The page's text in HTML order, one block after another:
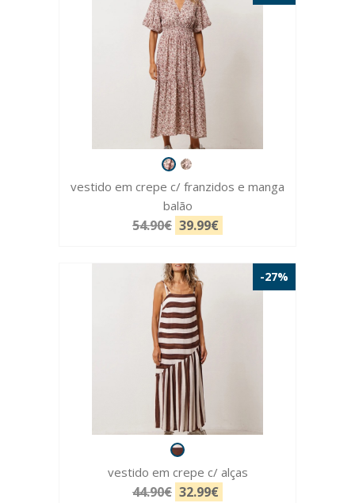
vestido em crepe c/ franzidos e manga
balão
54.90€ 39.99€
-27%
vestido em crepe c/ alças
44.90€ 32.99€